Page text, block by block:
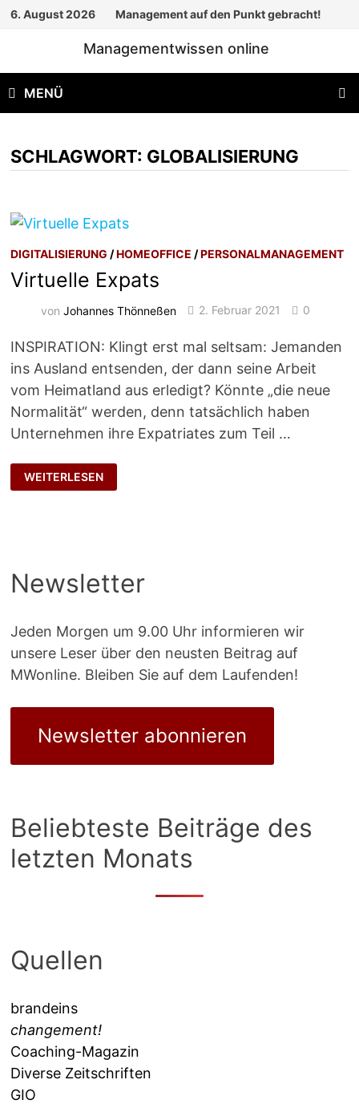
Zum
6. August 2026 Management auf den Punkt gebracht!
Managementwissen online
MENÜ
SCHLAGWORT: GLOBALISIERUNG
DIGITALISIERUNG /HOMEOFFICE /PERSONALMANAGEMENT
Virtuelle Expats
vonJohannes Thönneßen 2. Februar 2021 0
INSPIRATION: Klingt erst mal seltsam: Jemanden
ins Ausland entsenden, der dann seine Arbeit
vom Heimatland aus erledigt? Könnte „die neue
Normalität“ werden, denn tatsächlich haben
Unternehmen ihre Expatriates zum Teil …
VIRTUELLE
EXPATS
WEITERLESEN
Newsletter
Jeden Morgen um 9.00 Uhr informieren wir
unsere Leser über den neusten Beitrag auf
MWonline. Bleiben Sie auf dem Laufenden!
Newsletter abonnieren
Beliebteste Beiträge des
letzten Monats
Quellen
brandeins
changement!
Coaching-Magazin
Diverse Zeitschriften
GIO